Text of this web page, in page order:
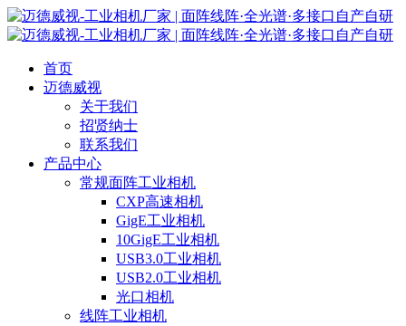
首页
迈德威视
关于我们
招贤纳士
联系我们
产品中心
常规面阵工业相机
CXP高速相机
GigE工业相机
10GigE工业相机
USB3.0工业相机
USB2.0工业相机
光口相机
线阵工业相机